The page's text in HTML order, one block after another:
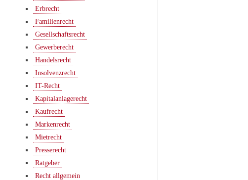
Erbrecht
Familienrecht
Gesellschaftsrecht
Gewerberecht
Handelsrecht
Insolvenzrecht
IT-Recht
Kapitalanlagerecht
Kaufrecht
Markenrecht
Mietrecht
Presserecht
Ratgeber
Recht allgemein